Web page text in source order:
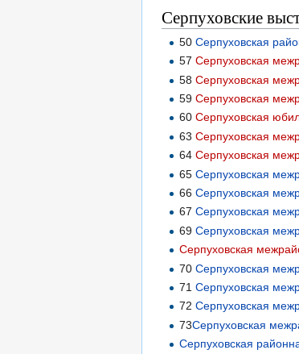
Серпуховские
50Серпуховская
57Серпуховская
58Серпуховская
59Серпуховская
60Серпуховская
63Серпуховская
64Серпуховская
65Серпуховская
66Серпуховская
67Серпуховская
69Серпуховская
Серпуховская
70Серпуховская
71Серпуховская
72Серпуховская
73Серпуховская
Серпуховская